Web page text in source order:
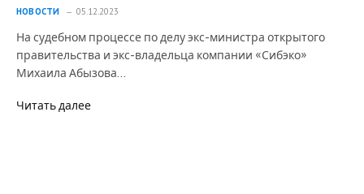
НОВОСТИ 05.12.2023
На судебном процессе по делу экс-министра открытого
правительства и экс-владельца компании «Сибэко»
Михаила Абызова…
Читать далее